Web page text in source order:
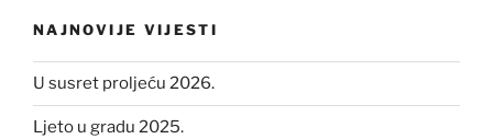
NAJNOVIJE VIJESTI
U susret proljeću 2026.
Ljeto u gradu 2025.